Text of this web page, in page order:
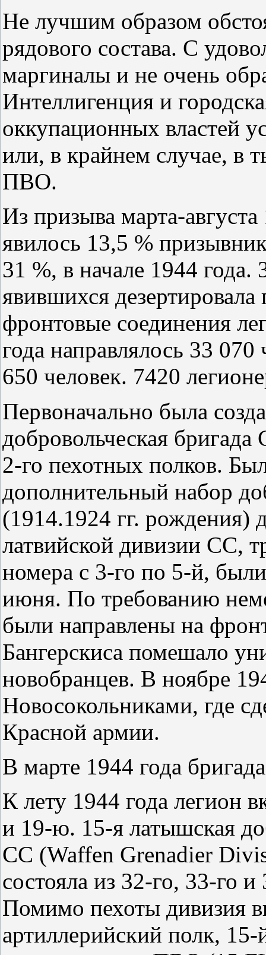
Не лучшим образом
рядового состава. С
маргиналы и не очень
Интеллигенция и
оккупационных властей
или, в крайнем случае, в
ПВО.
Из призыва марта-
явилось 13,5 %
31 %, в начале 1944 года.
явившихся
фронтовые соединения
года направлялось 33
650 человек. 7420
Первоначально была
добровольческая
2-го пехотных полков.
дополнительный набор
(1914.1924 гг. рождения)
латвийской дивизии СС,
номера с 3-го по 5-й,
июня. По требованию
были направлены на
Бангерскиса помешало
новобранцев. В ноябре
Новосокольниками, где
Красной армии.
В марте 1944 года
К лету 1944 года легион
и 19-ю. 15-я латышская
СС (Waffen Grenadier
состояла из 32-го, 33-го
Помимо пехоты дивизия
артиллерийский полк,